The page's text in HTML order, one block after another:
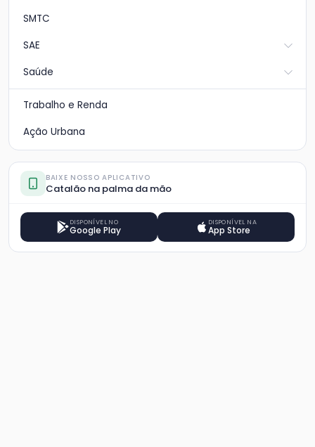
SMTC
SAE
Saúde
Trabalho e Renda
Ação Urbana
BAIXE NOSSO APLICATIVO
Catalão na palma da mão
DISPONÍVEL NO
Google Play
DISPONÍVEL NA
App Store